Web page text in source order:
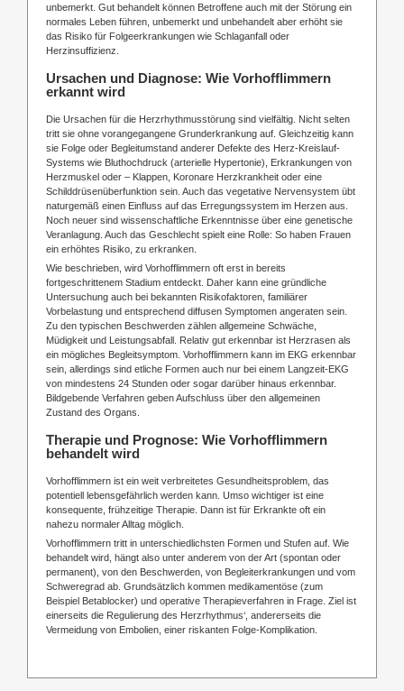
unbemerkt. Gut behandelt können Betroffene auch mit der Störung ein
normales Leben führen, unbemerkt und unbehandelt aber erhöht sie
das Risiko für Folgeerkrankungen wie Schlaganfall oder
Herzinsuffizienz.
Ursachen und Diagnose: Wie Vorhofflimmern
erkannt wird
Die Ursachen für die Herzrhythmusstörung sind vielfältig. Nicht selten
tritt sie ohne vorangegangene Grunderkrankung auf. Gleichzeitig kann
sie Folge oder Begleitumstand anderer Defekte des Herz-Kreislauf-
Systems wie Bluthochdruck (arterielle Hypertonie), Erkrankungen von
Herzmuskel oder – Klappen, Koronare Herzkrankheit oder eine
Schilddrüsenüberfunktion sein. Auch das vegetative Nervensystem übt
naturgemäß einen Einfluss auf das Erregungssystem im Herzen aus.
Noch neuer sind wissenschaftliche Erkenntnisse über eine genetische
Veranlagung. Auch das Geschlecht spielt eine Rolle: So haben Frauen
ein erhöhtes Risiko, zu erkranken.
Wie beschrieben, wird Vorhofflimmern oft erst in bereits
fortgeschrittenem Stadium entdeckt. Daher kann eine gründliche
Untersuchung auch bei bekannten Risikofaktoren, familiärer
Vorbelastung und entsprechend diffusen Symptomen angeraten sein.
Zu den typischen Beschwerden zählen allgemeine Schwäche,
Müdigkeit und Leistungsabfall. Relativ gut erkennbar ist Herzrasen als
ein mögliches Begleitsymptom. Vorhofflimmern kann im EKG erkennbar
sein, allerdings sind etliche Formen auch nur bei einem Langzeit-EKG
von mindestens 24 Stunden oder sogar darüber hinaus erkennbar.
Bildgebende Verfahren geben Aufschluss über den allgemeinen
Zustand des Organs.
Therapie und Prognose: Wie Vorhofflimmern
behandelt wird
Vorhofflimmern ist ein weit verbreitetes Gesundheitsproblem, das
potentiell lebensgefährlich werden kann. Umso wichtiger ist eine
konsequente, frühzeitige Therapie. Dann ist für Erkrankte oft ein
nahezu normaler Alltag möglich.
Vorhofflimmern tritt in unterschiedlichsten Formen und Stufen auf. Wie
behandelt wird, hängt also unter anderem von der Art (spontan oder
permanent), von den Beschwerden, von Begleiterkrankungen und vom
Schweregrad ab. Grundsätzlich kommen medikamentöse (zum
Beispiel Betablocker) und operative Therapieverfahren in Frage. Ziel ist
einerseits die Regulierung des Herzrhythmus‘, andererseits die
Vermeidung von Embolien, einer riskanten Folge-Komplikation.